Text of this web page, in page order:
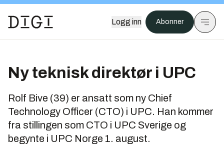
Logg inn Abonner
Ny teknisk direktør i UPC
Rolf Bive (39) er ansatt som ny Chief
Technology Officer (CTO) i UPC. Han kommer
fra stillingen som CTO i UPC Sverige og
begynte i UPC Norge 1. august.